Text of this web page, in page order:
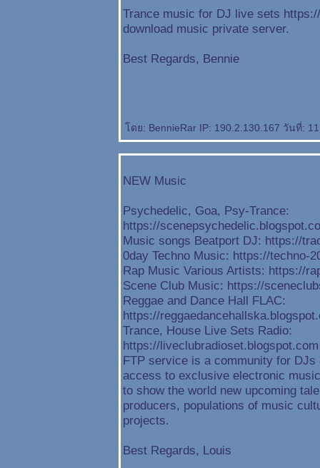
Trance music for DJ live sets
download music private server.
Best Regards, Bennie
ดย: BennieRar IP: 190.2.130.167 วันที่:
NEW Music
Psychedelic, Goa, Psy-Trance:
https://
Music songs Beatport DJ: https://
0day Techno Music: https://techno-
Rap Music Various Artists: https://
Scene Club Music: https://
Reggae and Dance Hall FLAC:
https://
Trance, House Live Sets Radio:
https://liveclubradioset.blogspot.com
FTP service is a community for
access to exclusive electronic
to show the world new upcoming
producers, populations of music
projects.
Best Regards, Louis